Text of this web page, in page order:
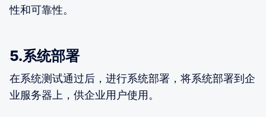
性和可靠性。
5.系统部署
在系统测试通过后，进行系统部署，将系统部署到企
业服务器上，供企业用户使用。